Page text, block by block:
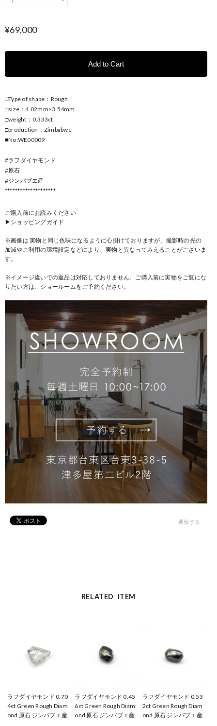
¥69,000
Add to Cart
□Type of shape：Rough
□size：4.02mm×3.54mm
□weight：0.333ct
□production：Zimbabwe
■No:WE00009
#ラフダイヤモンド
#原石
#ジンバブエ産
********************
ご購入前にお読みください
▶ショッピングガイド
※画像は 実物と同じ色味になるように心掛けておりますが、撮影時の光の
加減やご利用の環境設定などにより、実物と異なってみえることがございま
す。
※イメージ違いでの返品は対応しておりません。ご購入前に実物をご覧にな
りたい方は、ショールームをご予約ください。
通報する
RELATED ITEM
ラフダイヤモンド 0.70
4ct Green Rough Diam
ond 原石 ジンバブエ産
ラフダイヤモンド 0.45
6ct Green Rough Diam
ond 原石 ジンバブエ産
ラフダイヤモンド 0.53
2ct Green Rough Diam
ond 原石 ジンバブエ産